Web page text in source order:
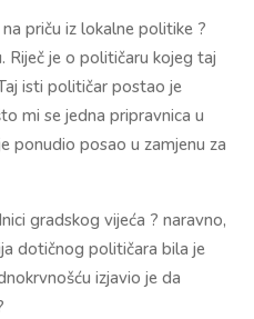
priču iz lokalne politike ?
Riječ je o političaru kojeg taj
isti političar postao je
mi se jedna pripravnica u
ponudio posao u zamjenu za
gradskog vijeća ? naravno,
dotičnog političara bila je
izjavio je da